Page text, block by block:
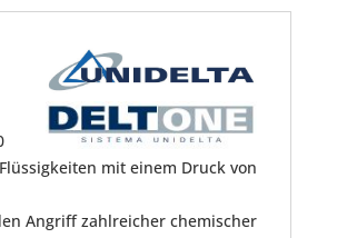
mit einem Druck von
Angriff zahlreicher chemischer